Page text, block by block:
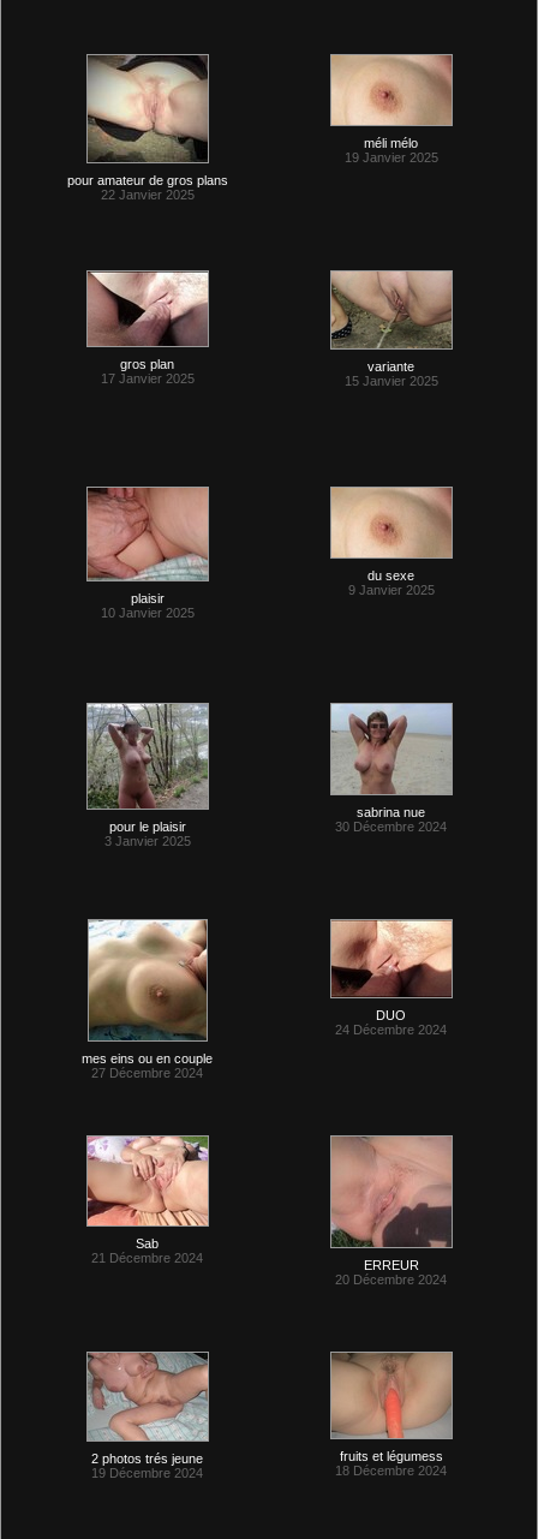
pour amateur de gros plans
22 Janvier 2025
méli mélo
19 Janvier 2025
gros plan
17 Janvier 2025
variante
15 Janvier 2025
plaisir
10 Janvier 2025
du sexe
9 Janvier 2025
pour le plaisir
3 Janvier 2025
sabrina nue
30 Décembre 2024
mes eins ou en couple
27 Décembre 2024
DUO
24 Décembre 2024
Sab
21 Décembre 2024
ERREUR
20 Décembre 2024
2 photos trés jeune
19 Décembre 2024
fruits et légumess
18 Décembre 2024